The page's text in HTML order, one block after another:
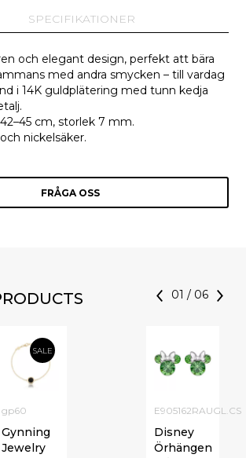
SPECIFIKATIONER
och elegant design, perfekt att bära
med andra smycken – till vardag
i 14K guldplätering med tunn kedja
cm, storlek 7 mm.
nickelsäker.
FRÅGA OSS
01 / 06
E905162RAUGL.CS
Disney
Örhängen
SALE
gp60
Gynning
Jewelry